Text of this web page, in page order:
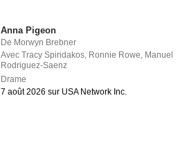
Anna Pigeon
De Morwyn Brebner
AvecTracy Spiridakos, Ronnie Rowe, Manuel
Rodriguez-Saenz
Drame
7 août 2026 sur USA Network Inc.